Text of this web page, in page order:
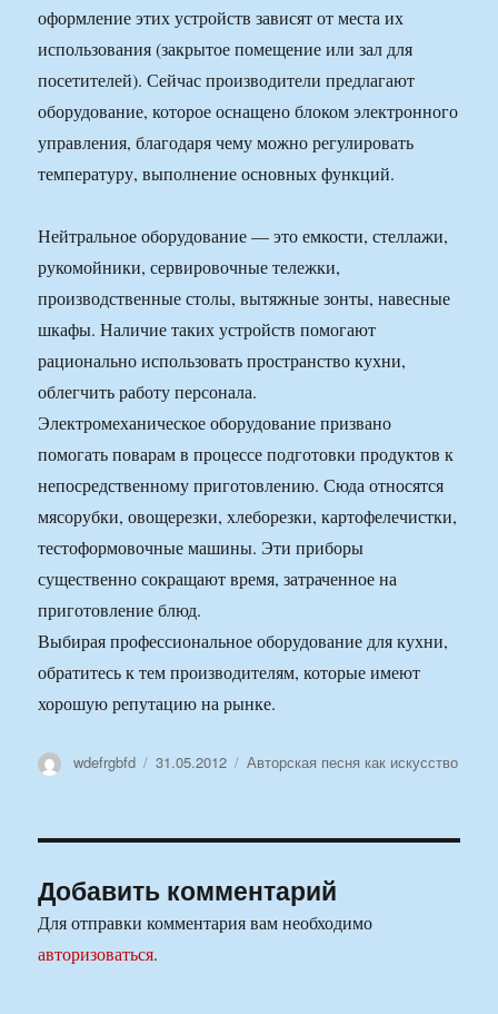
оформление этих устройств зависят от места их
использования (закрытое помещение или зал для
посетителей). Сейчас производители предлагают
оборудование, которое оснащено блоком электронного
управления, благодаря чему можно регулировать
температуру, выполнение основных функций.
Нейтральное оборудование — это емкости, стеллажи,
рукомойники, сервировочные тележки,
производственные столы, вытяжные зонты, навесные
шкафы. Наличие таких устройств помогают
рационально использовать пространство кухни,
облегчить работу персонала.
Электромеханическое оборудование призвано
помогать поварам в процессе подготовки продуктов к
непосредственному приготовлению. Сюда относятся
мясорубки, овощерезки, хлеборезки, картофелечистки,
тестоформовочные машины. Эти приборы
существенно сокращают время, затраченное на
приготовление блюд.
Выбирая профессиональное оборудование для кухни,
обратитесь к тем производителям, которые имеют
хорошую репутацию на рынке.
Автор
wdefrgbfd Опубликовано
31.05.2012 Рубрики
Авторская песня как искусство
Добавить комментарий
Для отправки комментария вам необходимо
авторизоваться.